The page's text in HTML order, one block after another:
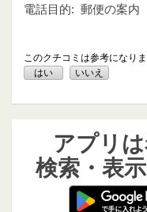
電話目的: 郵便の案内
このクチコミは参考になり
はい
いいえ
アプリ
検索・表